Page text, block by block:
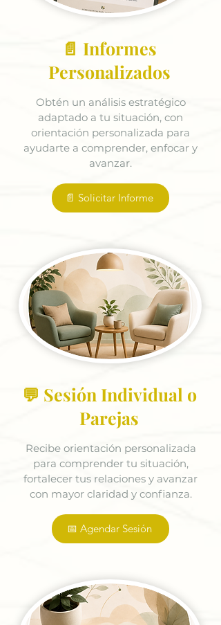
📄 Informes
Personalizados
Obtén un análisis estratégico
adaptado a tu situación, con
orientación personalizada para
ayudarte a comprender, enfocar y
avanzar.
📄 Solicitar Informe
💬 Sesión Individual o
Parejas
Recibe orientación personalizada
para comprender tu situación,
fortalecer tus relaciones y avanzar
con mayor claridad y confianza.
📅 Agendar Sesión